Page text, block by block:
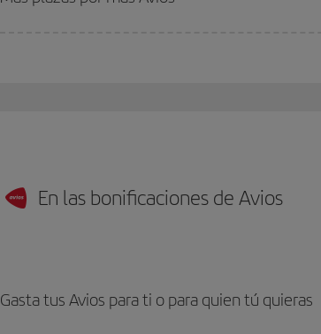
En las bonificaciones de Avios
Gasta tus Avios para ti o para quien tú quieras